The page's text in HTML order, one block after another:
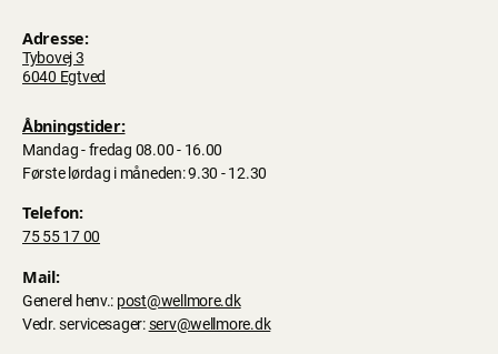
Adresse:
Tybovej 3
6040 Egtved
Åbningstider:
Mandag - fredag 08.00 - 16.00
Første lørdag i måneden: 9.30 - 12.30
Telefon:
75 55 17 00
Mail:
Generel henv.: post@wellmore.dk
Vedr. servicesager:serv@wellmore.dk